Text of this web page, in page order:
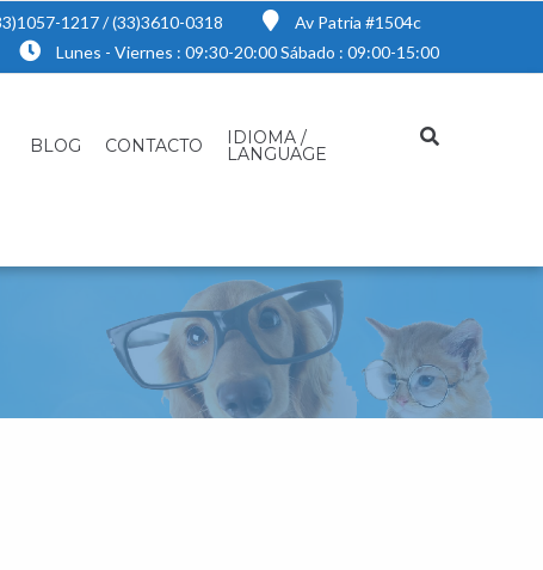
1217 / (33)3610-0318
Av Patria #1504c
Lunes - Viernes : 09:30-20:00 Sábado : 09:00-15:00
BLOG CONTACTO IDIOMA /
LANGUAGE